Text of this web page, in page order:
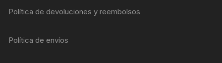
Política de devoluciones y reembolsos
Política de envíos